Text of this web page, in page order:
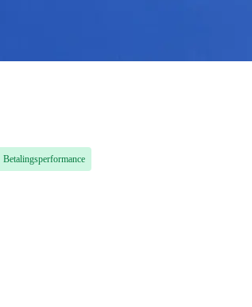
Betalingsperformance